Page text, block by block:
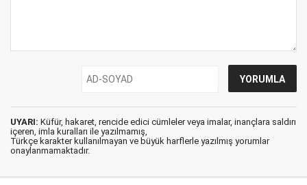
UYARI: Küfür, hakaret, rencide edici cümleler veya imalar, inançlara saldırı
içeren, imla kuralları ile yazılmamış,
Türkçe karakter kullanılmayan ve büyük harflerle yazılmış yorumlar
onaylanmamaktadır.